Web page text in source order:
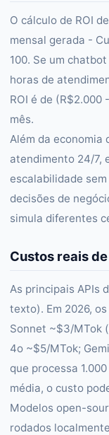
O cálculo de ROI
mensal gerada -
100. Se um
horas de
ROI é de (R$2.000
mês.
Além da economia
atendimento 24/7,
escalabilidade
decisões de
simula diferentes
Custos reais
As principais APIs
texto). Em 2026,
Sonnet ~$3/MTok
4o ~$5/MTok;
que processa
média, o custo
Modelos open-
rodados